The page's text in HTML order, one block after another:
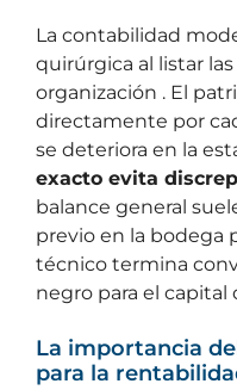
La contabilidad
quirúrgica al listar
organización . El
directamente por
se deteriora en la
exacto evita
balance general
previo en la bodega
técnico termina
negro para el capital
La importancia
para la